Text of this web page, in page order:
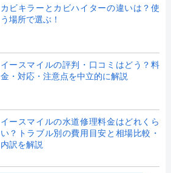
カビキラーとカビハイターの違いは？使
う場所で選ぶ！
イースマイルの評判・口コミはどう？料
金・対応・注意点を中立的に解説
イースマイルの水道修理料金はどれくら
い？トラブル別の費用目安と相場比較・
内訳を解説